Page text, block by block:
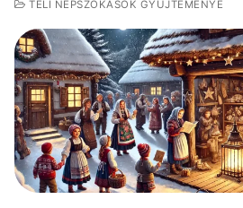
TÉLI NÉPSZOKÁSOK GYŰJTEMÉNYE